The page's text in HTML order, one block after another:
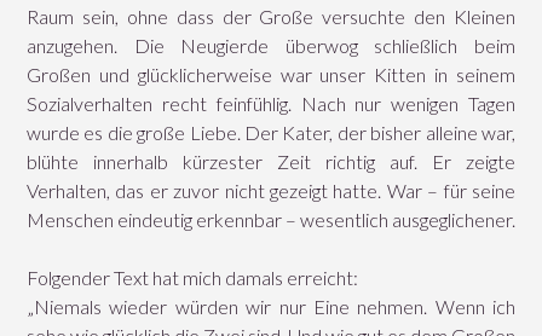
Raum sein, ohne dass der Große versuchte den Kleinen
anzugehen. Die Neugierde überwog schließlich beim
Großen und glücklicherweise war unser Kitten in seinem
Sozialverhalten recht feinfühlig. Nach nur wenigen Tagen
wurde es die große Liebe. Der Kater, der bisher alleine war,
blühte innerhalb kürzester Zeit richtig auf. Er zeigte
Verhalten, das er zuvor nicht gezeigt hatte. War – für seine
Menschen eindeutig erkennbar – wesentlich ausgeglichener.
Folgender Text hat mich damals erreicht:
„Niemals wieder würden wir nur Eine nehmen. Wenn ich